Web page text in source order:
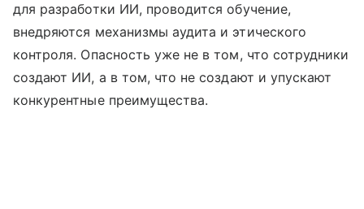
для разработки ИИ, проводится обучение,
внедряются механизмы аудита и этического
контроля. Опасность уже не в том, что сотрудники
создают ИИ, а в том, что не создают и упускают
конкурентные преимущества.